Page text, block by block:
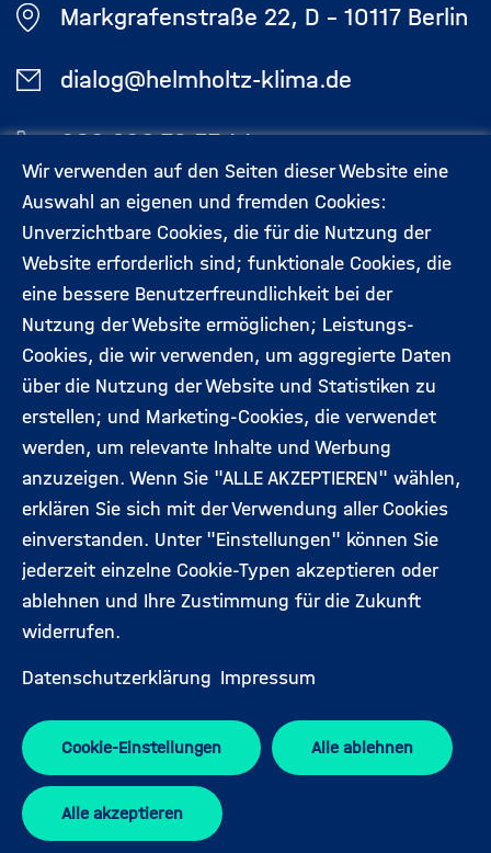
Wir verwenden auf den Seiten dieser Website eine
Auswahl an eigenen und fremden Cookies:
Unverzichtbare Cookies, die für die Nutzung der
Website erforderlich sind; funktionale Cookies, die
eine bessere Benutzerfreundlichkeit bei der
Nutzung der Website ermöglichen; Leistungs-
Cookies, die wir verwenden, um aggregierte Daten
über die Nutzung der Website und Statistiken zu
erstellen; und Marketing-Cookies, die verwendet
werden, um relevante Inhalte und Werbung
anzuzeigen. Wenn Sie "ALLE AKZEPTIEREN" wählen,
erklären Sie sich mit der Verwendung aller Cookies
einverstanden. Unter "Einstellungen" können Sie
jederzeit einzelne Cookie-Typen akzeptieren oder
ablehnen und Ihre Zustimmung für die Zukunft
widerrufen.
Datenschutzerklärung Impressum
Cookie-Einstellungen Alle ablehnen
Alle akzeptieren
Markgrafenstraße 22, D - 10117 Berlin
dialog@helmholtz-klima.de
030 206 79 57 44
Footermenü
(Hauptseite)
Aktuelles Kontakt
Veranstaltungen Datenschutz
Expert:innen Impressum
Folgen Sie uns:
Spitzenforschung für
große Herausforderungen.